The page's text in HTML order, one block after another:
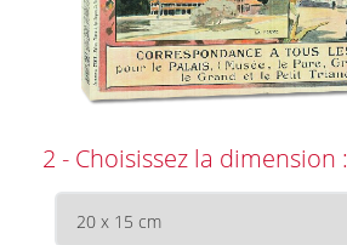
2 - Choisissez la dimension :